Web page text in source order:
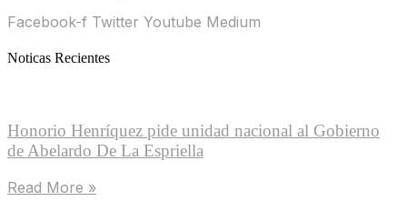
Facebook-f Twitter Youtube Medium
Noticas Recientes
Honorio Henríquez pide unidad nacional al Gobierno
de Abelardo De La Espriella
Read More »